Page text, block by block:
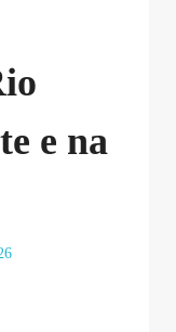
e na